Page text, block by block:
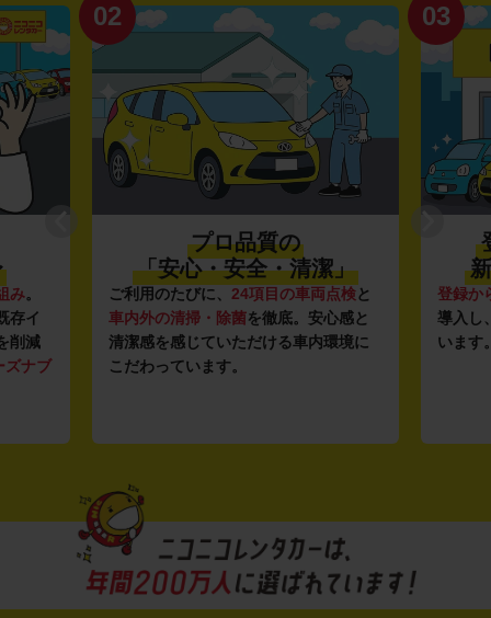
み。
存イ
削減
ズナブ
02
プロ品質の
「安心・安全・清潔」
ご利用のたびに、 24項目の車両点検と
車内外の清掃・除菌を徹底。安心感と
清潔感を感じていただける車内環境に
こだわっています。
03
登録か
導入し
います